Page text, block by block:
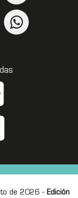
de 2026 - Edición